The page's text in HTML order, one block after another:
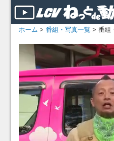
ホーム > 番組・写真一覧 > 番組